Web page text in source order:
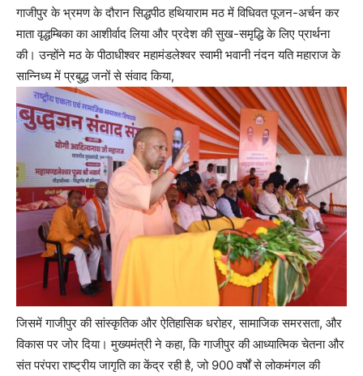
गाजीपुर के भ्रमण के दौरान सिद्धपीठ हथियाराम मठ में विधिवत पूजन-अर्चन कर
माता वृद्धम्बिका का आशीर्वाद लिया और प्रदेश की सुख-समृद्धि के लिए प्रार्थना
की। उन्होंने मठ के पीठाधीश्वर महामंडलेश्वर स्वामी भवानी नंदन यति महाराज के
सान्निध्य में प्रबुद्ध जनों से संवाद किया,
जिसमें गाजीपुर की सांस्कृतिक और ऐतिहासिक धरोहर, सामाजिक समरसता, और
विकास पर जोर दिया। मुख्यमंत्री ने कहा, कि गाजीपुर की आध्यात्मिक चेतना और
संत परंपरा राष्ट्रीय जागृति का केंद्र रही है, जो 900 वर्षों से लोकमंगल की